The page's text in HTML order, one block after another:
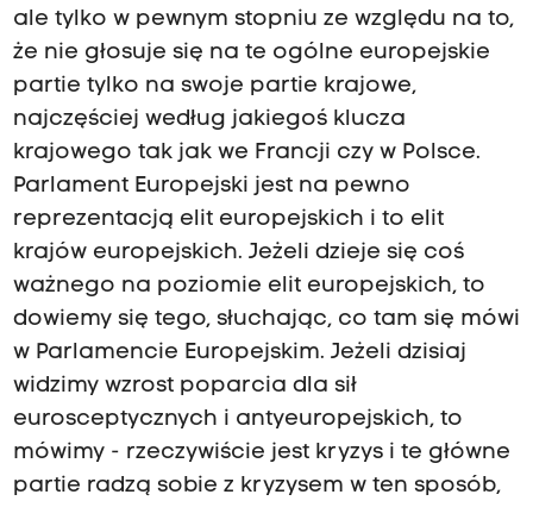
ale tylko w pewnym stopniu ze względu na to,
że nie głosuje się na te ogólne europejskie
partie tylko na swoje partie krajowe,
najczęściej według jakiegoś klucza
krajowego tak jak we Francji czy w Polsce.
Parlament Europejski jest na pewno
reprezentacją elit europejskich i to elit
krajów europejskich. Jeżeli dzieje się coś
ważnego na poziomie elit europejskich, to
dowiemy się tego, słuchając, co tam się mówi
w Parlamencie Europejskim. Jeżeli dzisiaj
widzimy wzrost poparcia dla sił
eurosceptycznych i antyeuropejskich, to
mówimy - rzeczywiście jest kryzys i te główne
partie radzą sobie z kryzysem w ten sposób,